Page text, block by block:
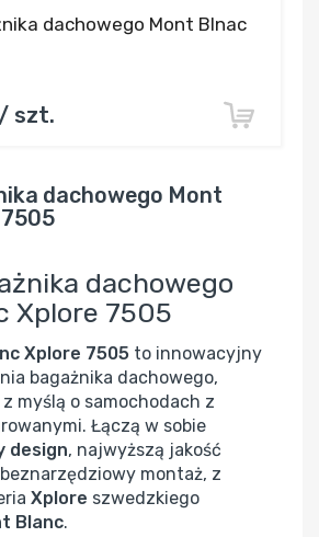
dachowego Mont Blnac
szt.
dachowego Mont
dachowego
Xplore 7505
Xplore 7505 to innowacyjny
bagażnika dachowego,
myślą o samochodach z
Łączą w sobie
design, najwyższą jakość
montaż, z
Xplore szwedzkiego
Blanc.